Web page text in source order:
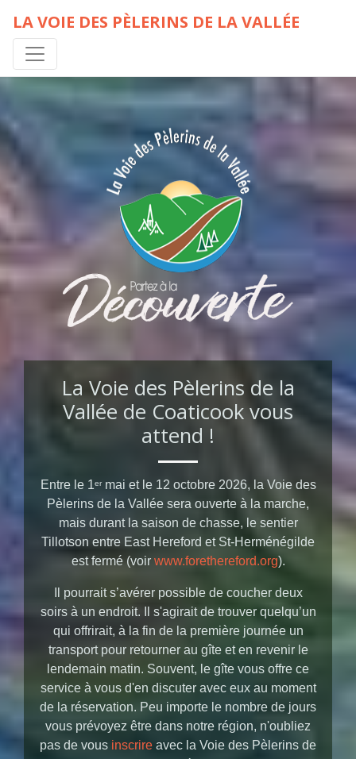
LA VOIE DES PÈLERINS DE LA VALLÉE
La Voie des Pèlerins de la
Vallée de Coaticook vous
attend !
Entre le 1ermai et le 12 octobre 2026, la Voie des
Pèlerins de la Vallée sera ouverte à la marche,
mais durant la saison de chasse, le sentier
Tillotson entre East Hereford et St-Herménégilde
est fermé (voir www.forethereford.org).
Il pourrait s’avérer possible de coucher deux
soirs à un endroit. Il s'agirait de trouver quelqu’un
qui offrirait, à la fin de la première journée un
transport pour retourner au gîte et en revenir le
lendemain matin. Souvent, le gîte vous offre ce
service à vous d'en discuter avec eux au moment
de la réservation. Peu importe le nombre de jours
vous prévoyez être dans notre région, n'oubliez
pas de vous inscrire avec la Voie des Pèlerins de